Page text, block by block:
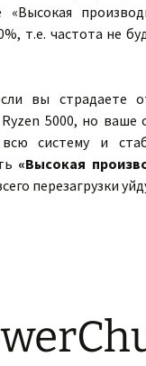
т.е. частота не
вы страдаете
5000, но
всю систему и
«Высокая
перезагрузки